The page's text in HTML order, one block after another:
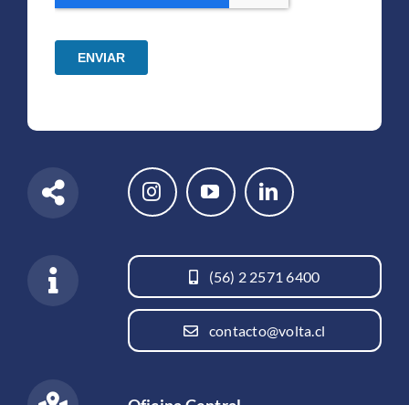
(56) 2 2571 6400
contacto@volta.cl